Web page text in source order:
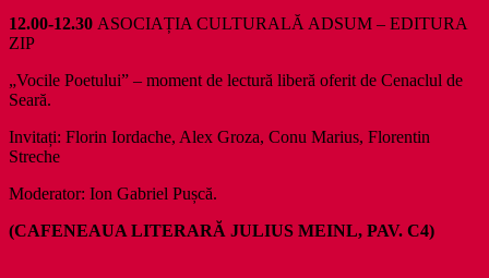
12.00-12.30 ASOCIAȚIA CULTURALĂ ADSUM – EDITURA
ZIP
„Vocile Poetului” – moment de lectură liberă oferit de Cenaclul de
Seară.
Invitați: Florin Iordache, Alex Groza, Conu Marius, Florentin
Streche
Moderator: Ion Gabriel Pușcă.
(CAFENEAUA LITERARĂ JULIUS MEINL, PAV. C4)